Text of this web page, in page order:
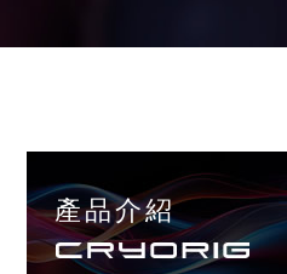
產品介紹